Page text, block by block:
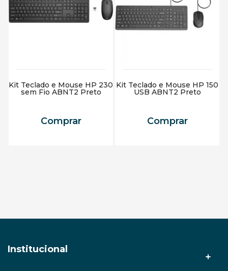
Kit Teclado e Mouse HP 230
sem Fio ABNT2 Preto
Comprar
Kit Teclado e Mouse HP 150
USB ABNT2 Preto
Comprar
Institucional